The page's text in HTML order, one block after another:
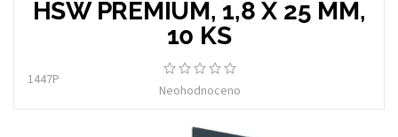
HSW PREMIUM, 1,8 X 25 MM,
10 KS
1447P
Neohodnoceno